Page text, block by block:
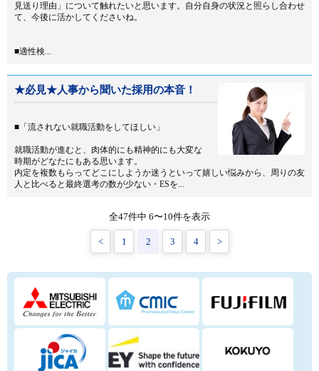
見送り理由」について触れたいと思います。自分自身の状況と照らし合わせ
て、今後に活かしてくださいね。
■適性検...
★必見★人事から聞いた採用の本音！
■「流されない就職活動をしてほしい」
就職活動が進むと、肉体的にも精神的にも大変な
時期がどなたにもある思います。
内定を複数もらってどこにしようか迷うといって嬉しい悩みから、周りの友
人と比べると最終選考の数が少ない・ESを...
全47件中 6〜10件を表示
< 1 2 3 4 >